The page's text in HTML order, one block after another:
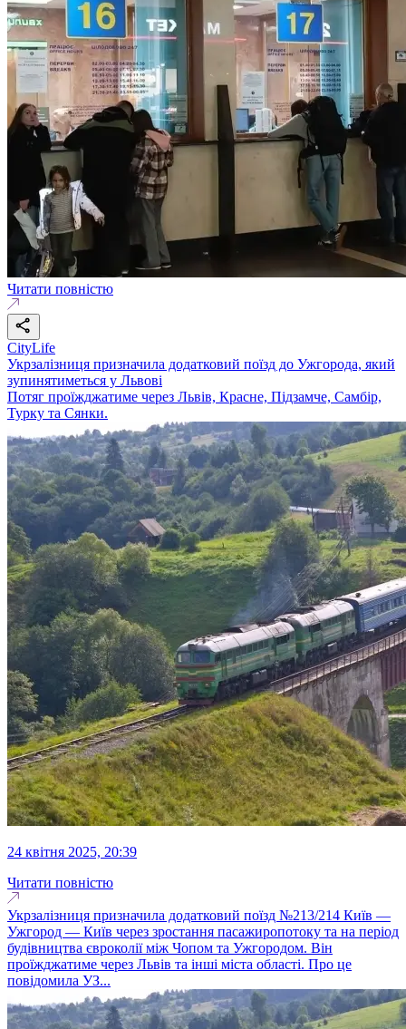
Читати повністю
CityLife
Укрзалізниця призначила додатковий поїзд до Ужгорода, який
зупинятиметься у Львові
Потяг проїжджатиме через Львів, Красне, Підзамче, Самбір,
Турку та Сянки.
24 квітня 2025, 20:39
Читати повністю
Укрзалізниця призначила додатковий поїзд №213/214 Київ —
Ужгород — Київ через зростання пасажиропотоку та на період
будівництва євроколії між Чопом та Ужгородом. Він
проїжджатиме через Львів та інші міста області. Про це
повідомила УЗ...